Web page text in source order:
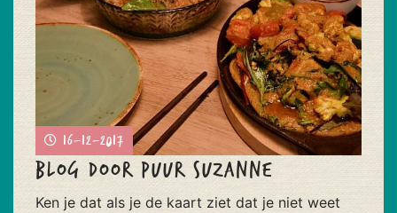
16-12-2017
Blog door Puur Suzanne
Ken je dat als je de kaart ziet dat je niet weet